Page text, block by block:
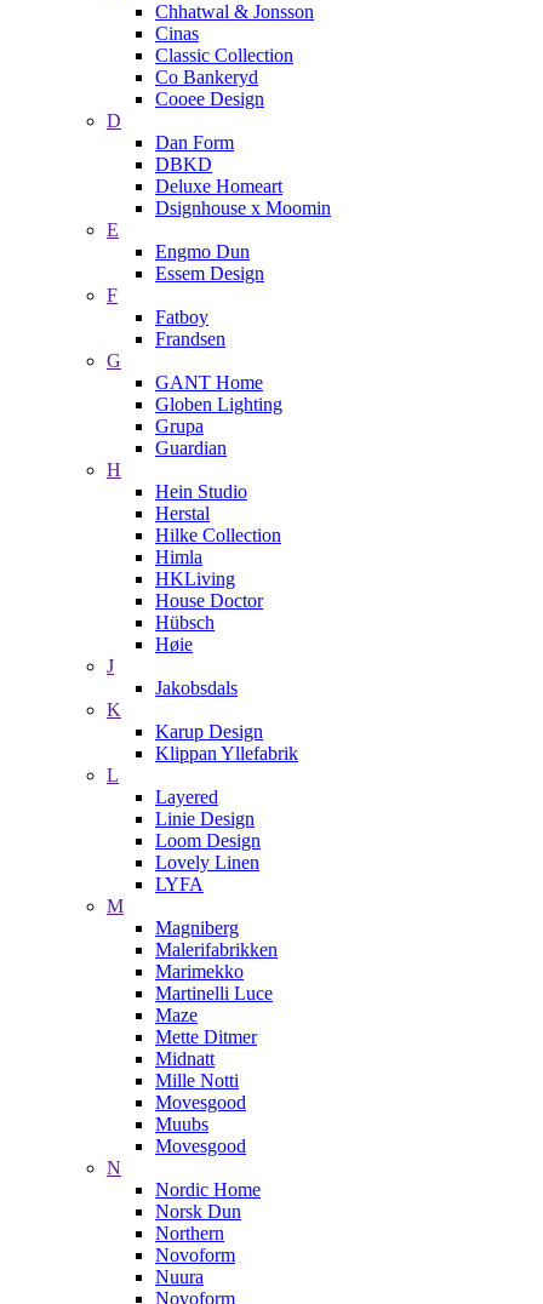
Chhatwal & Jonsson
Cinas
Classic Collection
Co Bankeryd
Cooee Design
D
Dan Form
DBKD
Deluxe Homeart
Dsignhouse x Moomin
E
Engmo Dun
Essem Design
F
Fatboy
Frandsen
G
GANT Home
Globen Lighting
Grupa
Guardian
H
Hein Studio
Herstal
Hilke Collection
Himla
HKLiving
House Doctor
Hübsch
Høie
J
Jakobsdals
K
Karup Design
Klippan Yllefabrik
L
Layered
Linie Design
Loom Design
Lovely Linen
LYFA
M
Magniberg
Malerifabrikken
Marimekko
Martinelli Luce
Maze
Mette Ditmer
Midnatt
Mille Notti
Movesgood
Muubs
Movesgood
N
Nordic Home
Norsk Dun
Northern
Novoform
Nuura
Novoform